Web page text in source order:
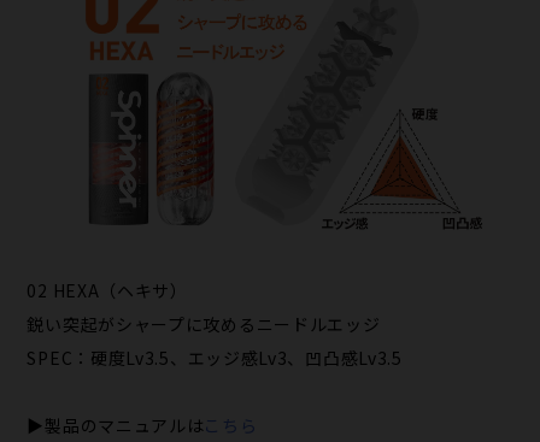
02 HEXA（ヘキサ）
鋭い突起がシャープに攻めるニードルエッジ
SPEC：硬度Lv3.5、エッジ感Lv3、凹凸感Lv3.5
▶製品のマニュアルはこちら